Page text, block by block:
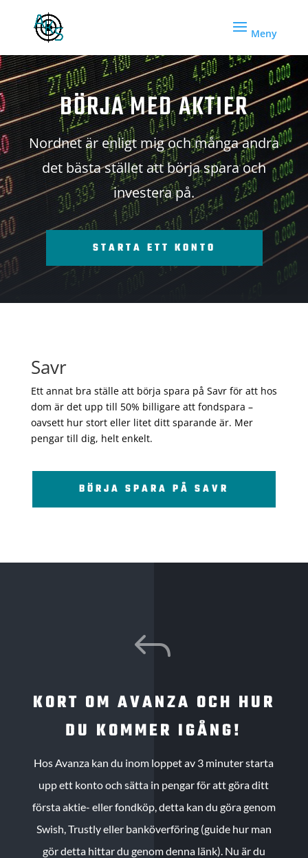
BÖRJA MED AKTIER
Nordnet är enligt mig och många andra
det bästa stället att börja spara och
investera på.
STARTA ETT KONTO
Savr
Ett annat bra ställe att börja spara på Savr för att hos
dom är det upp till 50% billigare att fondspara –
oavsett hur stort eller litet ditt sparande är. Mer
pengar till dig, helt enkelt.
BÖRJA SPARA PÅ SAVR
J
KORT OM AVANZA OCH HUR
DU KOMMER IGÅNG!
Hos Avanza kan du inom loppet av 3 minuter starta
upp ett konto och sätta in pengar för att göra ditt
första aktie- eller fondköp, detta kan du göra genom
Swish, Trustly eller banköverföring (guide hur man
gör detta hittar du genom denna länk). Nu är du